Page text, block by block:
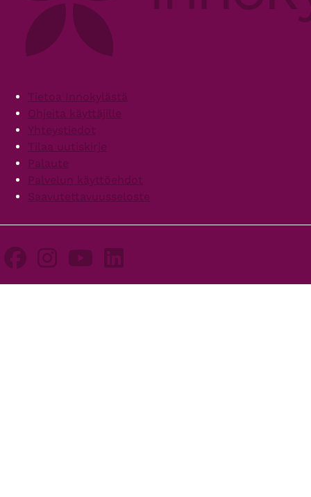
FooterTietoa Innokylästä
Ohjeita käyttäjille
Yhteystiedot
Tilaa uutiskirje
Palaute
Palvelun käyttöehdot
Saavutettavuusseloste